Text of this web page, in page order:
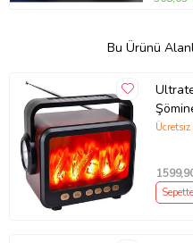
Bu Ürünü
1599